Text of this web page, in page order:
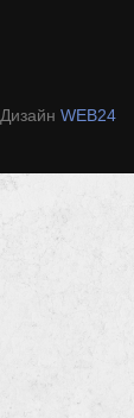
Дизайн WEB24